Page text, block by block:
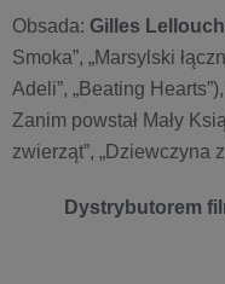
Obsada: Gilles
Smoka”, „Marsylski
Adeli”, „Beating Hearts”),
Zanim powstał Mały
zwierząt”, „Dziewczyna
Dystrybutorem